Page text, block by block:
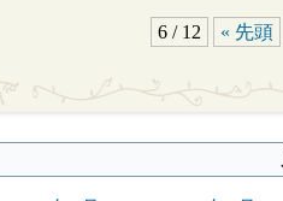
6 / 12 « 先頭